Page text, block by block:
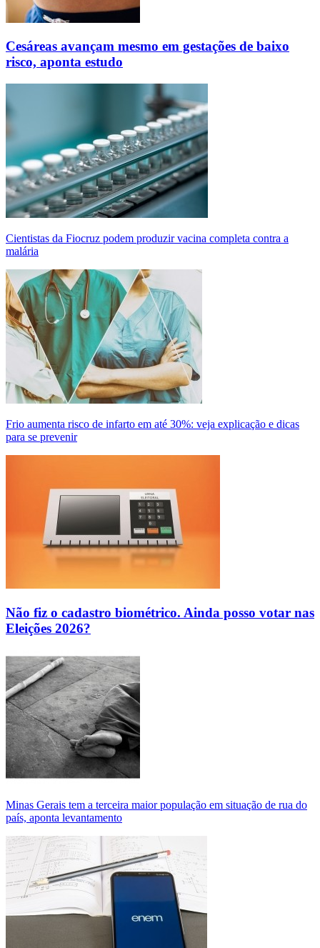
Cesáreas avançam mesmo em gestações de baixo
risco, aponta estudo
Cientistas da Fiocruz podem produzir vacina completa contra a
malária
Frio aumenta risco de infarto em até 30%: veja explicação e dicas
para se prevenir
Não fiz o cadastro biométrico. Ainda posso votar nas
Eleições 2026?
Minas Gerais tem a terceira maior população em situação de rua do
país, aponta levantamento